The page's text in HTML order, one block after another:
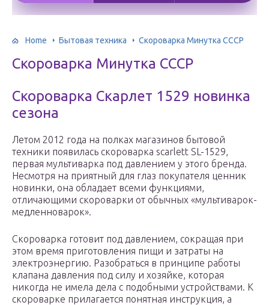
Home Бытовая техника Скороварка Минутка СССР
Скороварка Минутка СССР
Скороварка Скарлет 1529 новинка
сезона
Летом 2012 года на полках магазинов бытовой
техники появилась скороварка scarlett SL-1529,
первая мультиварка под давлением у этого бренда.
Несмотря на приятный для глаз покупателя ценник
новинки, она обладает всеми функциями,
отличающими скороварки от обычных «мультиварок-
медленноварок».
Скороварка готовит под давлением, сокращая при
этом время приготовления пищи и затраты на
электроэнергию. Разобраться в принципе работы
клапана давления под силу и хозяйке, которая
никогда не имела дела с подобными устройствами. К
скороварке прилагается понятная инструкция, а